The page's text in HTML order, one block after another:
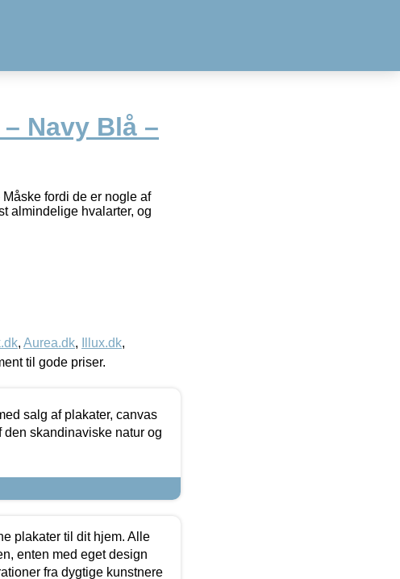
Navy Blå –
fordi de er nogle af
almindelige hvalarter, og
, Aurea.dk, Illux.dk,
til gode priser.
salg af plakater, canvas
den skandinaviske natur og
plakater til dit hjem. Alle
enten med eget design
fra dygtige kunstnere